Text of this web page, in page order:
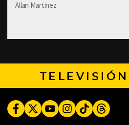
Allan Martinez
TELEVISIÓN
FacebookTwitterYoutubeInstagram
TikTokThreads